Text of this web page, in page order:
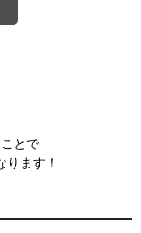
とで
ます！